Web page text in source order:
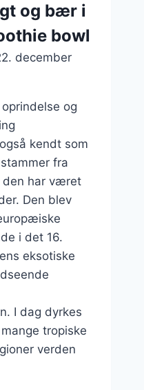
og bær i
bowl
december
og
kendt som
fra
den har været
Den blev
i det 16.
eksotiske
I dag dyrkes
tropiske
verden